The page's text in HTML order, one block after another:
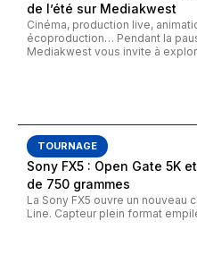
de l’été sur Mediakwest
Cinéma, production live,
écoproduction… Pendant la
Mediakwest vous invite à
TOURNAGE
Sony FX5 : Open Gate 5K
de 750 grammes
La Sony FX5 ouvre un nouveau
Line. Capteur plein format